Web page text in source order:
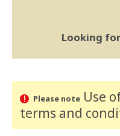
Looking
Please noteUse
terms and